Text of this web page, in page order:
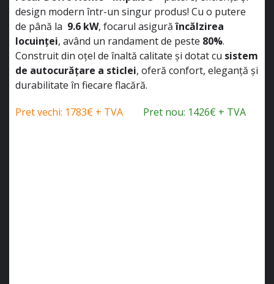
design modern într-un singur produs! Cu o putere
de până la 9.6 kW, focarul asigurăîncălzirea
locuinței, având un randament de peste 80%.
Construit din oțel de înaltă calitate și dotat cu sistem
de autocurățare a sticlei, oferă confort, eleganță și
durabilitate în fiecare flacără.
Pret vechi: 1783€ + TVA
Pret nou: 1426€ + TVA